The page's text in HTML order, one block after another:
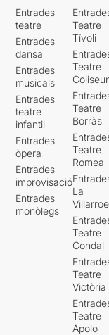
Entrades
teatre
Entrades
dansa
Entrades
musicals
Entrades
teatre
infantil
Entrades
òpera
Entrades
improvisació
Entrades
monòlegs
Teatre
Tívoli
Teatre
Teatre
Borràs
Teatre
Romea
La
Teatre
Condal
Teatre
Victòria
Teatre
Apolo